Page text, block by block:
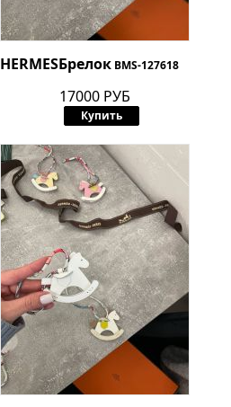
Брелок
HERMES BMS-127618
17000 РУБ
Купить